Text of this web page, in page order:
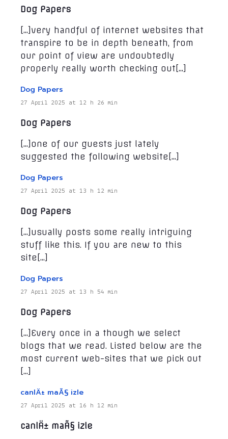
Dog Papers
[…]very handful of internet websites that
transpire to be in depth beneath, from
our point of view are undoubtedly
properly really worth checking out[…]
Dog Papers
27 April 2025 at 12 h 26 min
Dog Papers
[…]one of our guests just lately
suggested the following website[…]
Dog Papers
27 April 2025 at 13 h 12 min
Dog Papers
[…]usually posts some really intriguing
stuff like this. If you are new to this
site[…]
Dog Papers
27 April 2025 at 13 h 54 min
Dog Papers
[…]Every once in a though we select
blogs that we read. Listed below are the
most current web-sites that we pick out
[…]
canlÄ± maÃ§ izle
27 April 2025 at 16 h 12 min
canlÄ± maÃ§ izle